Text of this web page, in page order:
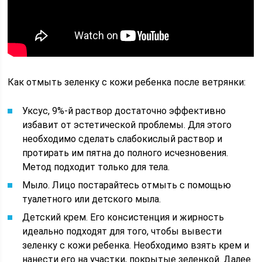
Как отмыть зеленку с кожи ребенка после ветрянки:
Уксус, 9%-й раствор достаточно эффективно
избавит от эстетической проблемы. Для этого
необходимо сделать слабокислый раствор и
протирать им пятна до полного исчезновения.
Метод подходит только для тела.
Мыло. Лицо постарайтесь отмыть с помощью
туалетного или детского мыла.
Детский крем. Его консистенция и жирность
идеально подходят для того, чтобы вывести
зеленку с кожи ребенка. Необходимо взять крем и
нанести его на участки, покрытые зеленкой. Далее